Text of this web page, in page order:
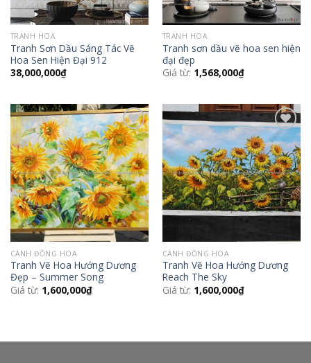
TRANH HOA
Tranh Sơn Dầu Sáng Tác Vẽ
Hoa Sen Hiện Đại 912
38,000,000₫
TRANH HOA
Tranh sơn dầu vẽ hoa sen hiện
đại đẹp
Giá từ: 1,568,000₫
Add to
Wishlist
CÁNH ĐỒNG HOA
Tranh Vẽ Hoa Hướng Dương
Đẹp – Summer Song
Giá từ: 1,600,000₫
Add to
Wishlist
CÁNH ĐỒNG HOA
Tranh Vẽ Hoa Hướng Dương
Reach The Sky
Giá từ: 1,600,000₫